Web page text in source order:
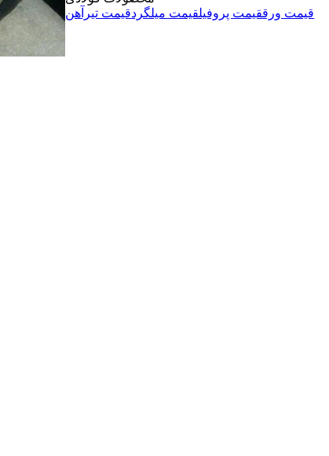
قیمت ورققیمت پروفیلقیمت میلگردقیمت تیرآهن